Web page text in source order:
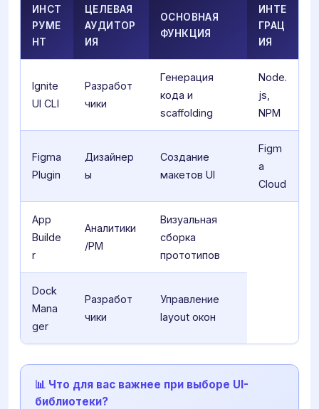
ИНСТ
РУМЕ
НТ
ЦЕЛЕВАЯ
АУДИТОР
ИЯ
ОСНОВНАЯ
ФУНКЦИЯ
ИНТЕ
ГРАЦ
ИЯ
Ignite
UI CLI
Разработ
чики
Генерация
кода и
scaffolding
Node.
js,
NPM
Figma
Plugin
Дизайнер
ы
Создание
макетов UI
Figm
a
Cloud
App
Builde
r
Аналитики
/PM
Визуальная
сборка
прототипов
Dock
Mana
ger
Разработ
чики
Управление
layout окон
📊 Что для вас важнее при выборе UI-
библиотеки?